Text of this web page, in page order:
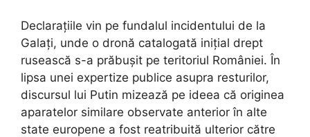
Declarațiile vin pe fundalul incidentului de la
Galați, unde o dronă catalogată inițial drept
rusească s-a prăbușit pe teritoriul României. În
lipsa unei expertize publice asupra resturilor,
discursul lui Putin mizează pe ideea că originea
aparatelor similare observate anterior în alte
state europene a fost reatribuită ulterior către